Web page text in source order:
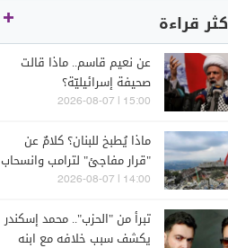
قراءة
عن نعيم قاسم.. ماذا قالت
صحيفة إسرائيليّة؟
15:00 | 2026-08-07
ماذا يُطبخ للبنان؟ كلامٌ عن
"قرار مفاجئ" لترامب وانسحاب
إسرائيل
14:00 | 2026-08-07
تبرأ من "الحزب".. محمد إسكندر
يكشف سبب خلافه مع ابنه